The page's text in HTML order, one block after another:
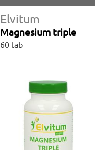
Elvitum
Magnesium triple
60 tab